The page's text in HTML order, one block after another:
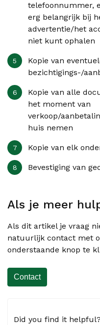
telefoonnummer,
erg belangrijk bij
advertentie/het
niet kunt ophalen
Kopie van
bezichtigings-/
Kopie van alle
het moment van
verkoop/
huis nemen
Kopie van elk
Bevestiging van
Als je meer
Als dit artikel je vraag
natuurlijk contact met
onderstaande knop te
Contact
Did you find it